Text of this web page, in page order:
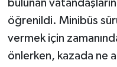
bulunan
öğrenildi. Minibüs
vermek için
önlerken, kazada ne